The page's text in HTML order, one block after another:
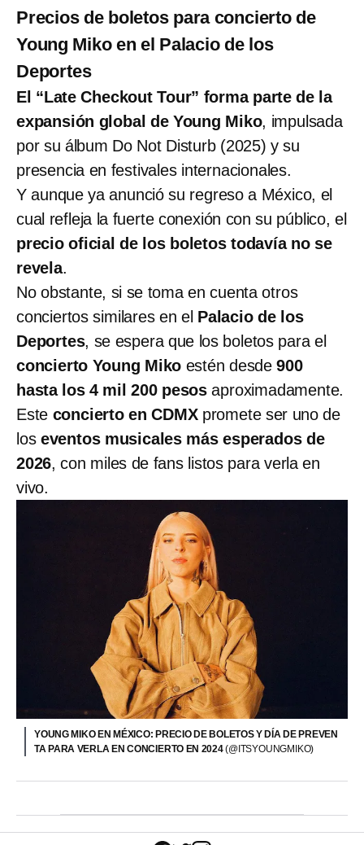
Precios de boletos para concierto de
Young Miko en el Palacio de los
Deportes
El “Late Checkout Tour” forma parte de la
expansión global de Young Miko, impulsada
por su álbum Do Not Disturb (2025) y su
presencia en festivales internacionales.
Y aunque ya anunció su regreso a México, el
cual refleja la fuerte conexión con su público, el
precio oficial de los boletos todavía no se
revela.
No obstante, si se toma en cuenta otros
conciertos similares en el Palacio de los
Deportes, se espera que los boletos para el
concierto Young Miko estén desde 900
hasta los 4 mil 200 pesosaproximadamente.
Este concierto en CDMXpromete ser uno de
los eventos musicales más esperados de
2026, con miles de fans listos para verla en
vivo.
YOUNG MIKO EN MÉXICO: PRECIO DE BOLETOS Y DÍA DE PREVEN
TA PARA VERLA EN CONCIERTO EN 2024(@ITSYOUNGMIKO)